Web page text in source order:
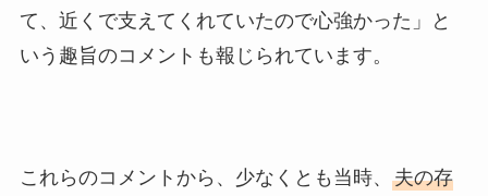
て、近くで支えてくれていたので心強かった」と
いう趣旨のコメントも報じられています。
これらのコメントから、少なくとも当時、 夫の存